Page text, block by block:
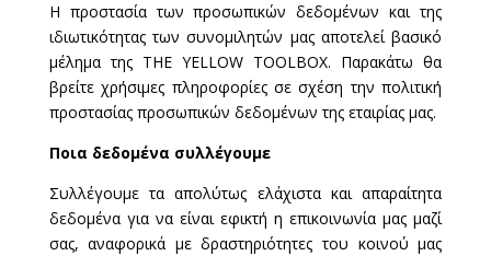
Η προστασία των προσωπικών δεδομένων και της
ιδιωτικότητας των συνομιλητών μας αποτελεί βασικό
μέλημα της THE YELLOW TOOLBOX. Παρακάτω θα
βρείτε χρήσιμες πληροφορίες σε σχέση την πολιτική
προστασίας προσωπικών δεδομένων της εταιρίας μας.
Ποια δεδομένα συλλέγουμε
Συλλέγουμε τα απολύτως ελάχιστα και απαραίτητα
δεδομένα για να είναι εφικτή η επικοινωνία μας μαζί
σας, αναφορικά με δραστηριότητες του κοινού μας